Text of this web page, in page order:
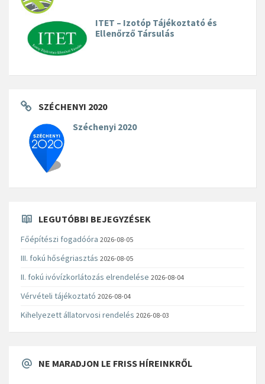
ITET – Izotóp Tájékoztató és
Ellenőrző Társulás
SZÉCHENYI 2020
Széchenyi 2020
LEGUTÓBBI BEJEGYZÉSEK
Főépítészi fogadóóra 2026-08-05
III. fokú hőségriasztás 2026-08-05
II. fokú ivóvízkorlátozás elrendelése 2026-08-04
Vérvételi tájékoztató 2026-08-04
Kihelyezett állatorvosi rendelés 2026-08-03
NE MARADJON LE FRISS HÍREINKRŐL